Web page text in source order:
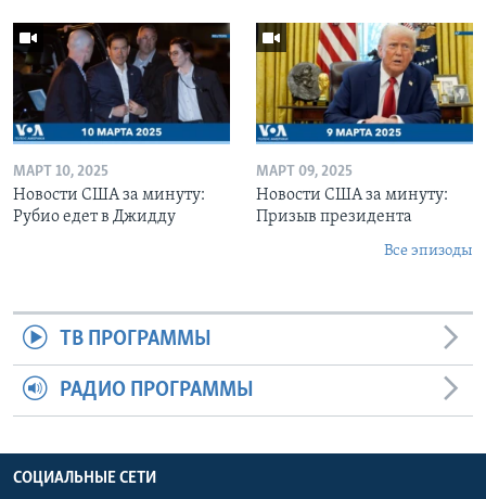
МАРТ 10, 2025
Новости США за минуту:
Рубио едет в Джидду
МАРТ 09, 2025
Новости США за минуту:
Призыв президента
Все эпизоды
ТВ ПРОГРАММЫ
РАДИО ПРОГРАММЫ
СОЦИАЛЬНЫЕ СЕТИ